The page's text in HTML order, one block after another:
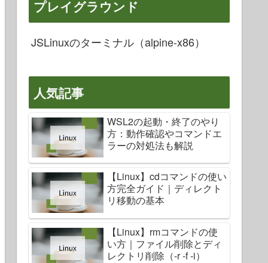
プレイグラウンド
JSLinuxのターミナル（alpine-x86）
人気記事
WSL2の起動・終了のやり
方：動作確認やコマンドエ
ラーの対処法も解説
【Linux】cdコマンドの使い
方完全ガイド｜ディレクト
リ移動の基本
【Linux】rmコマンドの使
い方｜ファイル削除とディ
レクトリ削除（-r -f -i）